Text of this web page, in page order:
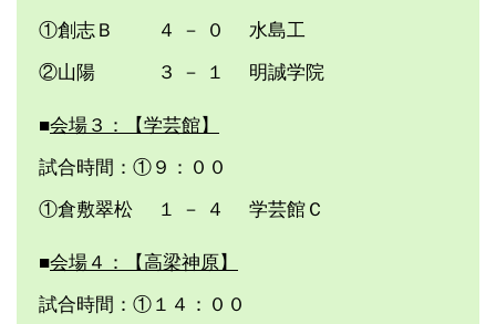
①創志Ｂ ４ － ０ 水島工
②山陽 ３ － １ 明誠学院
■会場３：【学芸館】
試合時間：①９：００
①倉敷翠松 １ － ４ 学芸館Ｃ
■会場４：【高梁神原】
試合時間：①１４：００